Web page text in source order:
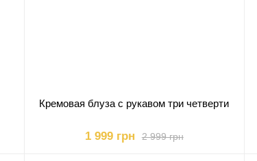
Кремовая блуза с рукавом три четверти
2 999 грн
1 999 грн